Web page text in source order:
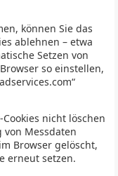
können Sie das
ablehnen – etwa
Setzen von
so einstellen,
nicht löschen
Messdaten
Browser gelöscht,
erneut setzen.